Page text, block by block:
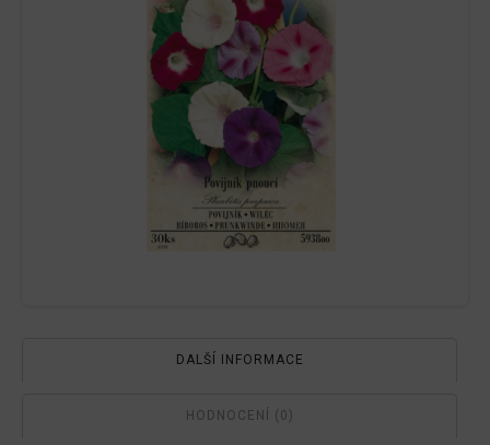
DALŠÍ INFORMACE
HODNOCENÍ (0)